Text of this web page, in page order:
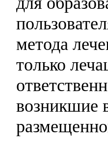
метода
только
возникшие